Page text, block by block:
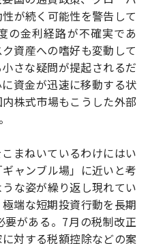
が続く可能性を警告して
の金利経路が不確実であ
資産への嗜好も変動して
さな疑問が提起されるだ
資金が迅速に移動する状
株式市場もこうした外部
まねいているわけにはい
ャンブル場」に近いと考
な姿が繰り返し現れてい
端な短期投資行動を長期
がある。7月の税制改正
対する税額控除などの案